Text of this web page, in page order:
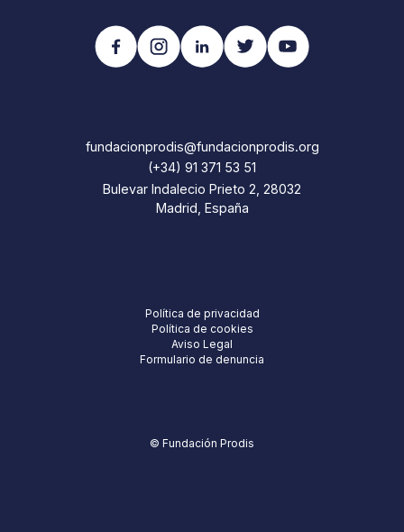
fundacionprodis@fundacionprodis.org
(+34) 91 371 53 51
Bulevar Indalecio Prieto 2, 28032
Madrid, España
Política de privacidad
Política de cookies
Aviso Legal
Formulario de denuncia
© Fundación Prodis